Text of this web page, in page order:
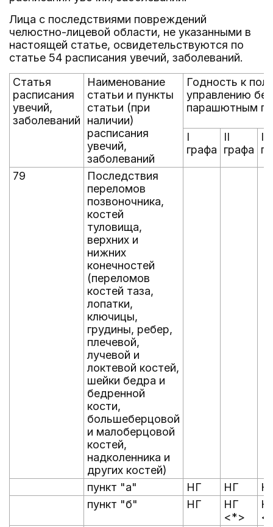
Лица с последствиями повреждений
челюстно-лицевой области, не указанными в
настоящей статье, освидетельствуются по
статье 54 расписания увечий, заболеваний.
Статья
расписания
увечий,
заболеваний
Наименование
статьи и пункты
статьи (при
наличии)
расписания
увечий,
заболеваний
Годность к
управлению
парашютным
I
графа
II
графа
III
79
Последствия
переломов
позвоночника,
костей
туловища,
верхних и
нижних
конечностей
(переломов
костей таза,
лопатки,
ключицы,
грудины, ребер,
плечевой,
лучевой и
локтевой костей,
шейки бедра и
бедренной
кости,
большеберцовой
и малоберцовой
костей,
надколенника и
других костей)
пункт "а"
НГ НГ
пункт "б"
НГ
НГ
<*>